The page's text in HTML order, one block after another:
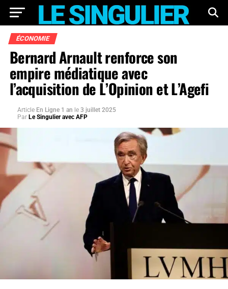
ÉCONOMIE
Bernard Arnault renforce son
empire médiatique avec
l’acquisition de L’Opinion et L’Agefi
Article En Ligne 1 an le 3 juillet 2025
Par Le Singulier avec AFP